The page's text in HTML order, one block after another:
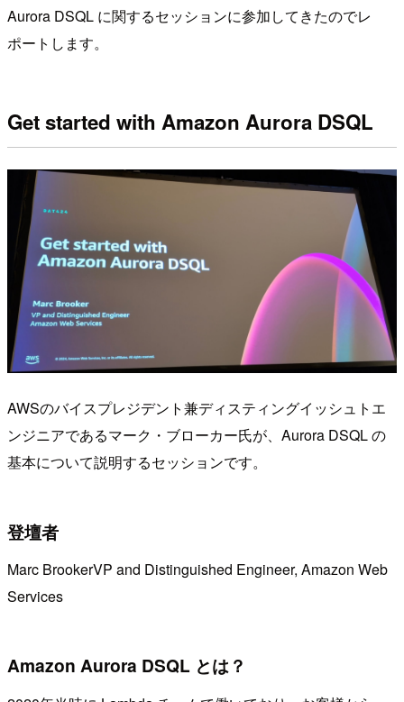
Aurora DSQL に関するセッションに参加してきたのでレ
ポートします。
Get started with Amazon Aurora DSQL
AWSのバイスプレジデント兼ディスティングイッシュトエ
ンジニアであるマーク・ブローカー氏が、Aurora DSQL の
基本について説明するセッションです。
登壇者
Marc BrookerVP and Distinguished Engineer, Amazon Web
Services
Amazon Aurora DSQL とは？